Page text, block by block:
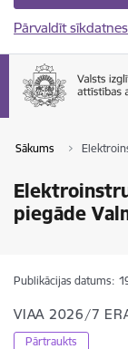
Pārvaldīt sīkdatnes
Sākums
piegāde
Publikācijas datums:
VIAA 2026/7
Pārtraukts